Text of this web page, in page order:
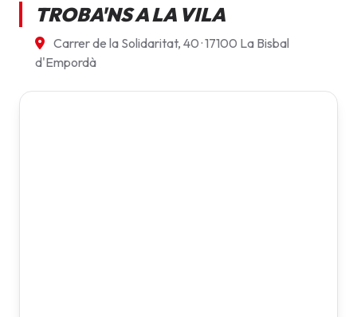
TROBA'NS A LA VILA
Carrer de la Solidaritat, 40 · 17100 La Bisbal
d'Empordà